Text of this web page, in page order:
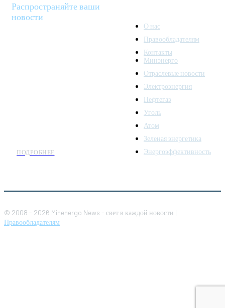
Распространяйте ваши
новости
ПОДРОБНЕЕ
О нас
Правообладателям
Контакты
Минэнерго
Отраслевые новости
Электроэнергия
Нефтегаз
Уголь
Атом
Зеленая энергетика
Энергоэффективность
© 2008 - 2026 Minenergo News - свет в каждой новости |
Правообладателям